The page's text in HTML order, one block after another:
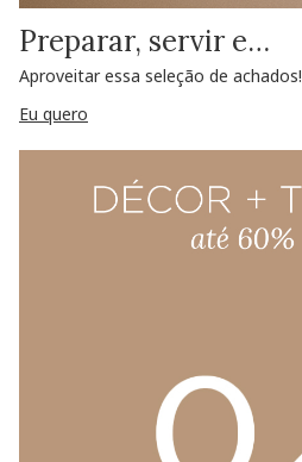
Preparar, servir e…
Aproveitar essa seleção de achados!
Eu quero